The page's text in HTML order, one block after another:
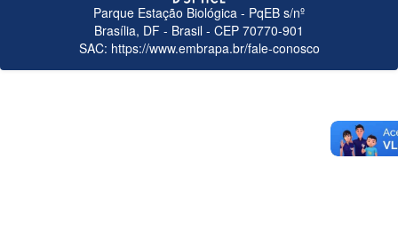
Parque Estação Biológica - PqEB s/nº
Brasília, DF - Brasil - CEP 70770-901
SAC: https://www.embrapa.br/fale-conosco